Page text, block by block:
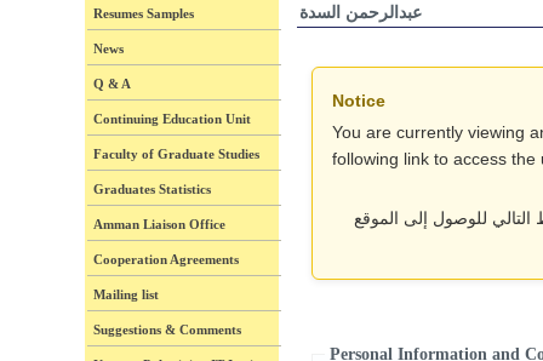
Resumes Samples
News
Q & A
Continuing Education Unit
Faculty of Graduate Studies
Graduates Statistics
Amman Liaison Office
Cooperation Agreements
Mailing list
Suggestions & Comments
عبدالرحمن السدة
Notice
You are currently viewing
following link to access
للوصول إلى الموقع
Personal Information and